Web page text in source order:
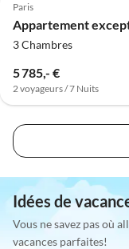
Paris
3 Chambres
5 785,- €
2 voyageurs / 7 Nuits
Idées de
Vous ne savez pas où
vacances parfaites!